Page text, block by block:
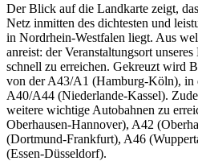
Der Blick auf die Landkarte zeigt,
Netz inmitten des dichtesten und
in Nordrhein-Westfalen liegt. Aus
anreist: der Veranstaltungsort
schnell zu erreichen. Gekreuzt wird
von der A43/A1 (Hamburg-Köln), in
A40/A44 (Niederlande-Kassel).
weitere wichtige Autobahnen zu
Oberhausen-Hannover), A42
(Dortmund-Frankfurt), A46
(Essen-Düsseldorf).